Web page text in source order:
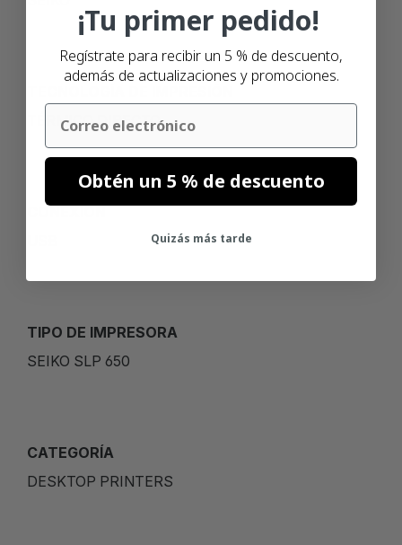
TÉRMICO DIRECTO
TIPO DE IMPRESORA
SEIKO SLP 650
CATEGORÍA
DESKTOP PRINTERS
¡Tu primer pedido!
Regístrate para recibir un 5 % de descuento,
además de actualizaciones y promociones.
Email
Obtén un 5 % de descuento
Quizás más tarde